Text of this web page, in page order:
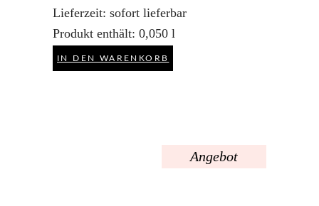
Lieferzeit: sofort lieferbar
Produkt enthält: 0,050 l
IN DEN WARENKORB
Angebot